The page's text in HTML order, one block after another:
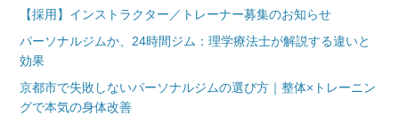
【採用】インストラクター／トレーナー募集のお知らせ
パーソナルジムか、24時間ジム：理学療法士が解説する違いと
効果
京都市で失敗しないパーソナルジムの選び方｜整体×トレーニン
グで本気の身体改善